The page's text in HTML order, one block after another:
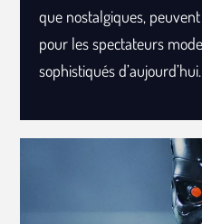
que nostalgiques,
pour les spectateurs
sophistiqués d’aujourd’hui.